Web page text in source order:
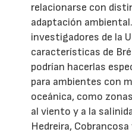
relacionarse con
adaptación
investigadores de la
características de
podrían hacerlas
para ambientes con
oceánica, como
al viento y a la
Hedreira, Cobrancosa